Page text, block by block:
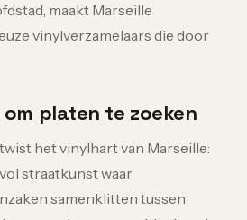
maakt Marseille
vinylverzamelaars die door
platen te zoeken
het vinylhart van Marseille:
straatkunst waar
samenklitten tussen